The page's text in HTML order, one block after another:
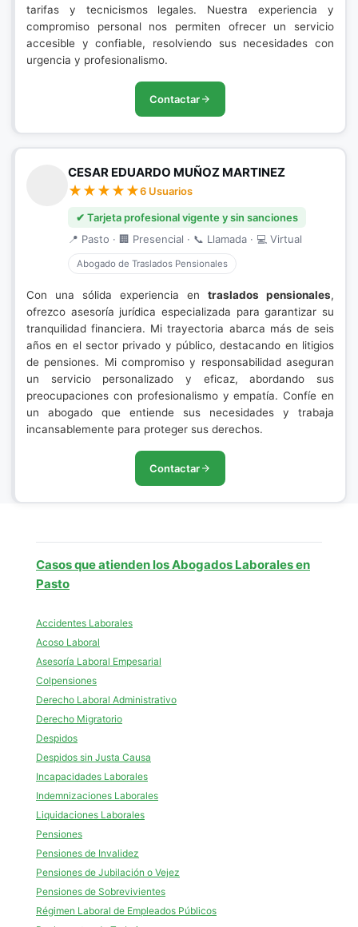
tarifas y tecnicismos legales. Nuestra experiencia y
compromiso personal nos permiten ofrecer un servicio
accesible y confiable, resolviendo sus necesidades con
urgencia y profesionalismo.
Contactar
CESAR EDUARDO MUÑOZ MARTINEZ
6 Usuarios
✔ Tarjeta profesional vigente y sin sanciones
📍 Pasto · 🏢 Presencial · 📞 Llamada · 💻 Virtual
Abogado de Traslados Pensionales
Con una sólida experiencia en traslados pensionales,
ofrezco asesoría jurídica especializada para garantizar su
tranquilidad financiera. Mi trayectoria abarca más de seis
años en el sector privado y público, destacando en litigios
de pensiones. Mi compromiso y responsabilidad aseguran
un servicio personalizado y eficaz, abordando sus
preocupaciones con profesionalismo y empatía. Confíe en
un abogado que entiende sus necesidades y trabaja
incansablemente para proteger sus derechos.
Contactar
Casos que atienden los Abogados Laborales en
Pasto
Accidentes Laborales
Acoso Laboral
Asesoría Laboral Empesarial
Colpensiones
Derecho Laboral Administrativo
Derecho Migratorio
Despidos
Despidos sin Justa Causa
Incapacidades Laborales
Indemnizaciones Laborales
Liquidaciones Laborales
Pensiones
Pensiones de Invalidez
Pensiones de Jubilación o Vejez
Pensiones de Sobrevivientes
Régimen Laboral de Empleados Públicos